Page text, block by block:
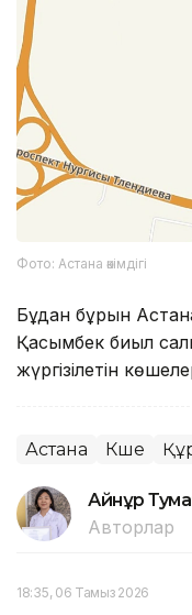
Фото: Астана әкімдігі
Бұдан бұрын
Қасымбек биыл
жүргізілетін
Астана Көше
Айнұр
Авторлар
18:35, 06 Тамыз 2026